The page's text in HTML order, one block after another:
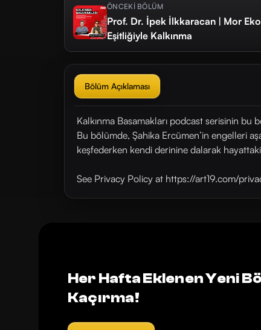
ÖNCEKİ BÖLÜM
Prof. Dr. İpek İlkkaracan | Mor
Eşitliğiyle Kalkınma
Bölüm Açıklaması
Kalkınma Basamakları podcast serisinin
Bu bölümde, Şahika Ercümen’in engelleri
keşfederken kendi derinine dalarak
See Privacy Policy at https://art19.com/
Her Hafta Eklenen Yeni
Kaçırma!